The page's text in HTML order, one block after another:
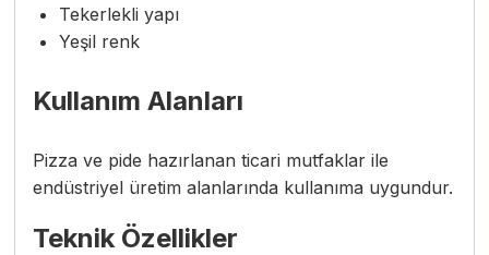
Tekerlekli yapı
Yeşil renk
Kullanım Alanları
Pizza ve pide hazırlanan ticari mutfaklar ile
endüstriyel üretim alanlarında kullanıma uygundur.
Teknik Özellikler